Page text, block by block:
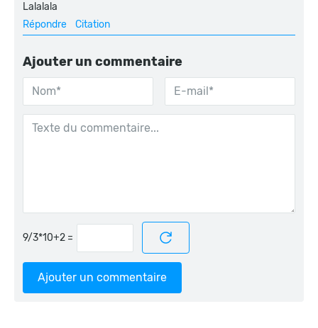
Lalalala
Répondre
Citation
Ajouter un commentaire
=
Ajouter un commentaire